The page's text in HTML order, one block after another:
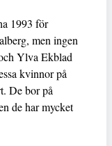
1993 för
men ingen
Ylva Ekblad
kvinnor på
De bor på
de har mycket